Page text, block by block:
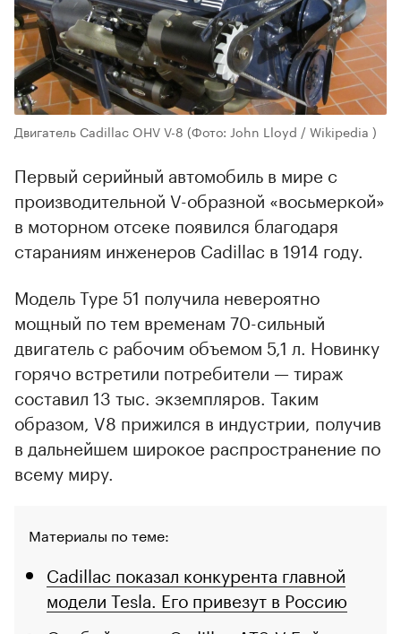
Двигатель Cadillac OHV V-8 (Фото: John Lloyd / Wikipedia )
Первый серийный автомобиль в мире с
производительной V-образной «восьмеркой»
в моторном отсеке появился благодаря
стараниям инженеров Cadillac в 1914 году.
Модель Type 51 получила невероятно
мощный по тем временам 70-сильный
двигатель с рабочим объемом 5,1 л. Новинку
горячо встретили потребители — тираж
составил 13 тыс. экземпляров. Таким
образом, V8 прижился в индустрии, получив
в дальнейшем широкое распространение по
всему миру.
Материалы по теме:
Cadillac показал конкурента главной
модели Tesla. Его привезут в Россию